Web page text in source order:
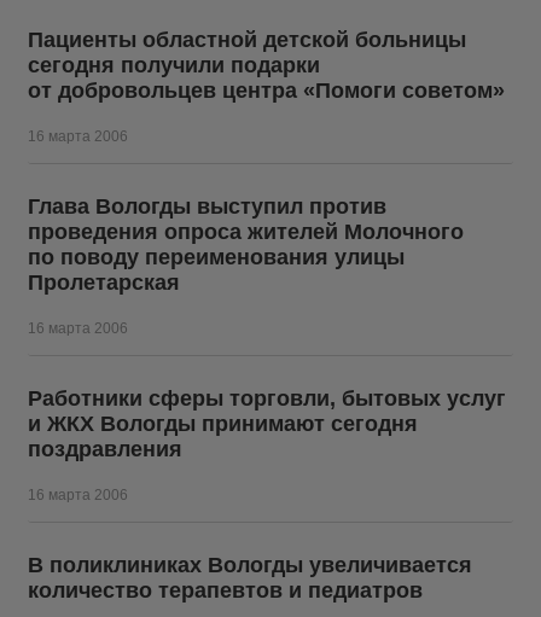
Пациенты областной детской больницы
сегодня получили подарки
от добровольцев центра «Помоги советом»
16 марта 2006
Глава Вологды выступил против
проведения опроса жителей Молочного
по поводу переименования улицы
Пролетарская
16 марта 2006
Работники сферы торговли, бытовых услуг
и ЖКХ Вологды принимают сегодня
поздравления
16 марта 2006
В поликлиниках Вологды увеличивается
количество терапевтов и педиатров